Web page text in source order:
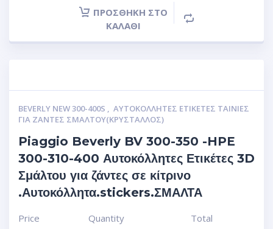
ΠΡΟΣΘΉΚΗ ΣΤΟ
ΚΑΛΆΘΙ
BEVERLY NEW 300-400S , ΑΥΤΟΚΌΛΛΗΤΕΣ ΕΤΙΚΈΤΕΣ ΤΑΙΝΊΕΣ
ΓΙΑ ΖΆΝΤΕΣ ΣΜΆΛΤΟΥ(ΚΡΎΣΤΑΛΛΟΣ)
Piaggio Beverly BV 300-350 -HPE
300-310-400 Αυτοκόλλητες Ετικέτες 3D
Σμάλτου για ζάντες σε κίτρινο
.Αυτοκόλλητα.stickers.ΣΜΑΛΤΑ
Price Quantity Total